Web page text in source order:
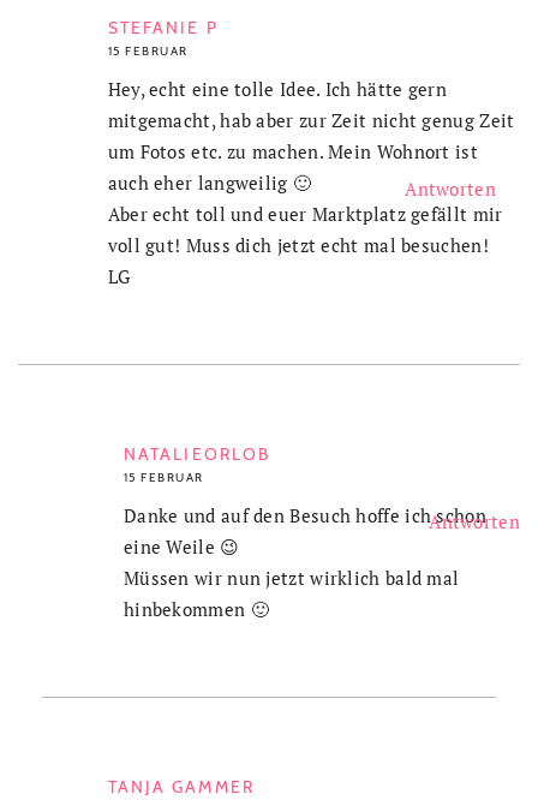
STEFANIE P
15 FEBRUAR
Hey, echt eine tolle Idee. Ich hätte gern
mitgemacht, hab aber zur Zeit nicht genug Zeit
um Fotos etc. zu machen. Mein Wohnort ist
auch eher langweilig 🙂
Aber echt toll und euer Marktplatz gefällt mir
voll gut! Muss dich jetzt echt mal besuchen!
LG
NATALIEORLOB
15 FEBRUAR
Antworten
Danke und auf den Besuch hoffe ich schon
eine Weile 😉
Müssen wir nun jetzt wirklich bald mal
hinbekommen 🙂
TANJA GAMMER
Antworten